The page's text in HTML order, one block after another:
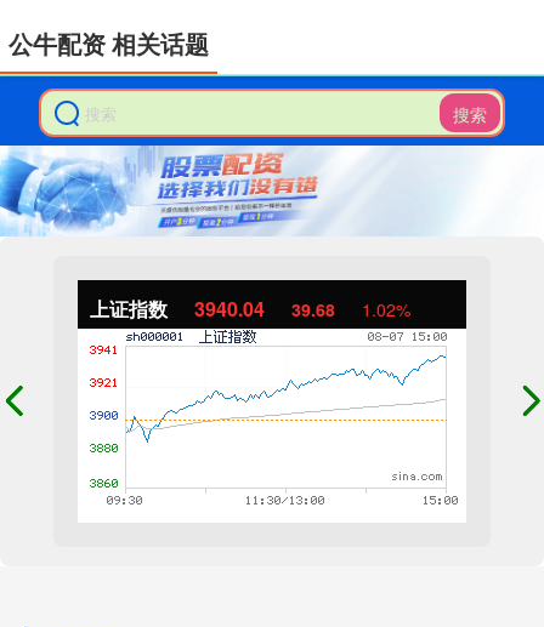
搜索
上证指数 3940.04 39.68 1.02%
公牛配资 相关话题